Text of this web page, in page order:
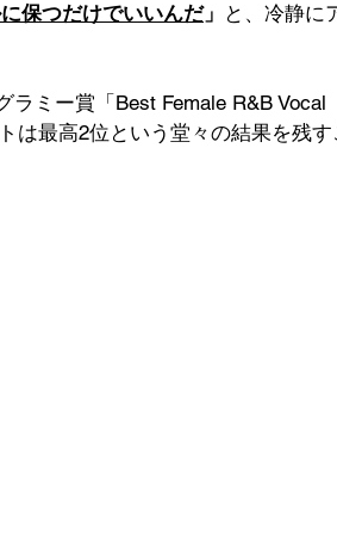
保つだけでいいんだ」 と、冷静に
ミー賞「Best Female R&B Vocal
は最高2位という堂々の結果を残す